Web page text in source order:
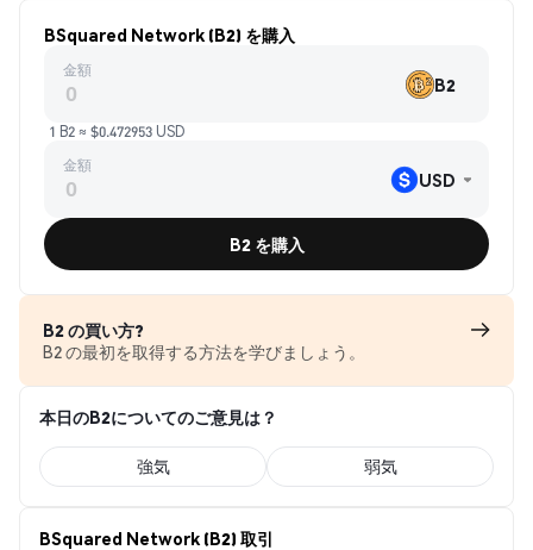
BSquared Network (B2) を購入
金額
B2
1 B2 ≈ $0.472953 USD
金額
USD
B2 を購入
B2 の買い方?
B2 の最初を取得する方法を学びましょう。
本日のB2についてのご意見は？
強気 弱気
BSquared Network (B2) 取引